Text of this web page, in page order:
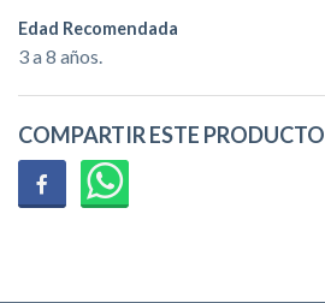
Edad Recomendada
3 a 8 años.
COMPARTIR ESTE PRODUCTO